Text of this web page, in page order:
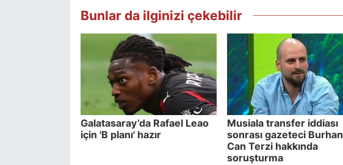
Bunlar da ilginizi çekebilir
Galatasaray’da Rafael Leao
için 'B planı' hazır
Musiala transfer iddiası
sonrası gazeteci Burhan
Can Terzi hakkında
soruşturma